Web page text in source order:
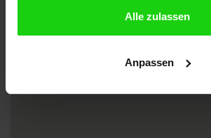
Alle zulassen
Anpassen